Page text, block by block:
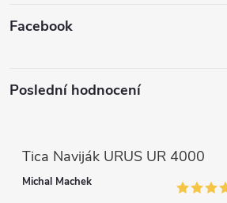
v
p
s
u
Facebook
Poslední hodnocení
Tica Naviják URUS UR 4000
Michal Machek